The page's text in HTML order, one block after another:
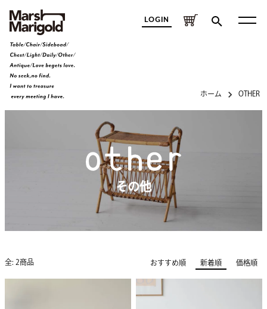
LOGIN
ホーム OTHER
その他
全: 2商品 おすすめ順 新着順 価格順